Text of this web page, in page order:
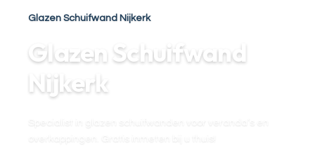
Glazen Schuifwand Nijkerk
Glazen Schuifwand
Nijkerk